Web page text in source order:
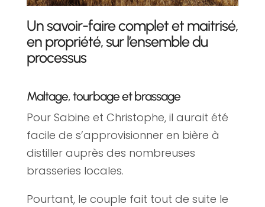
Un savoir-faire complet et maitrisé,
en propriété, sur l’ensemble du
processus
Maltage, tourbage et brassage
Pour Sabine et Christophe, il aurait été
facile de s’approvisionner en bière à
distiller auprès des nombreuses
brasseries locales.
Pourtant, le couple fait tout de suite le